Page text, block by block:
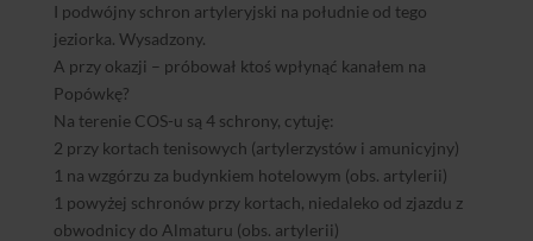
I podwójny schron artyleryjski na południe od tego
jeziorka. Wysadzony.
A przy okazji – próbował ktoś wpłynąć kanałem na
Popówkę?
Na terenie COS-u są 4 schrony, cytuję:
2 przy kortach tenisowych (artylerzystów i amunicyjny)
1 na wzgórzu za budynkiem hotelowym (obs. artylerii)
1 powyżej schronów przy kortach, niedaleko od zjazdu z
obwodnicy do Almaturu (obs. artylerii)